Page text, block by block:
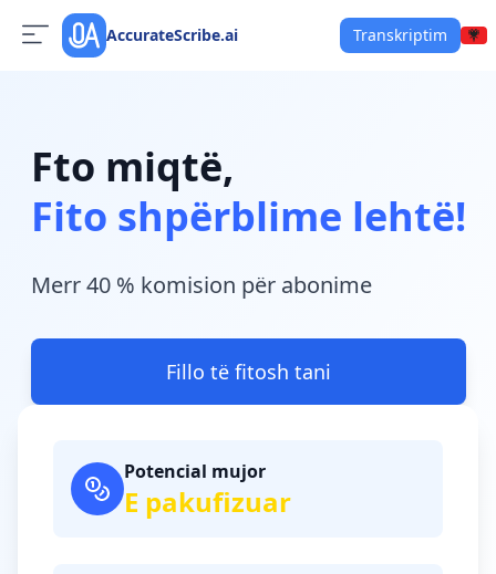
AccurateScribe.ai Transkriptim
Fto miqtë,
Fito shpërblime lehtë!
Merr 40 % komision për abonime
Fillo të fitosh tani
Potencial mujor
E pakufizuar